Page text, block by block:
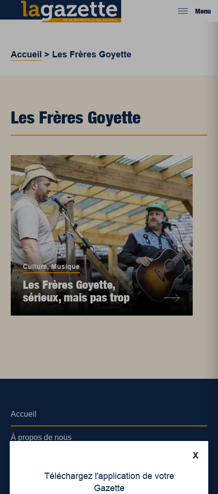
Menu
Accueil > Les Frères Goyette
Les Frères Goyette
Culture,Musique
Les Frères Goyette,
sérieux, mais pas trop
X
Téléchargez l'application de votre
Gazette
Accueil
À propos de nous